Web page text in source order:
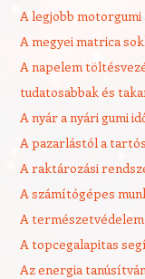
A legjobb
A megyei matrica
A napelem
tudatosabbak és
A nyár a nyári gumi
A pazarlástól a
A raktározási
A számítógépes
A
A topcegalapitas
Az energia